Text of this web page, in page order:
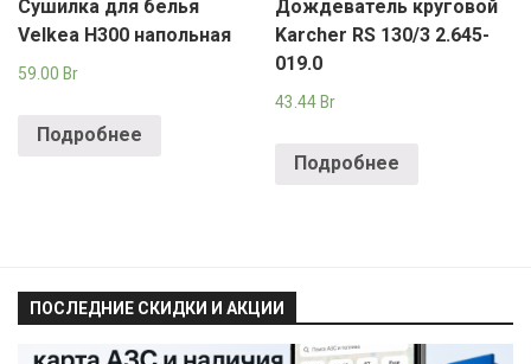
Сушилка для белья
Velkea H300 напольная
59.00 Br
Подробнее
Дождеватель круговой
Karcher RS 130/3 2.645-
019.0
43.44 Br
Подробнее
ПОСЛЕДНИЕ СКИДКИ И АКЦИИ